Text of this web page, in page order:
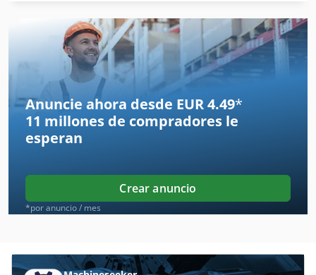
Barra De Cuña
Barra De Ensalada
Barra De Escala
Barra De Pistón
Barra De Sujecion
Barra De Traccion
Barra Estante
Barra Redonda
Anuncie ahora desde EUR 4.49*
11 millones de compradores le
esperan
Crear anuncio
*por anuncio / mes